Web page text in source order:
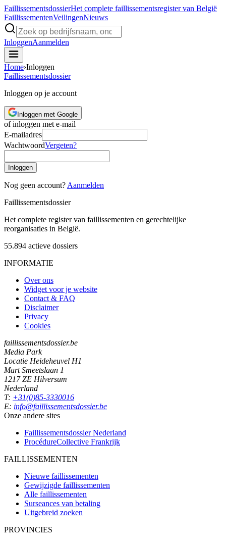
FaillissementsdossierHet complete faillissementsregister van België
FaillissementenVeilingenNieuws
InloggenAanmelden
Home›Inloggen
Faillissementsdossier
Inloggen op je account
Inloggen met Google
of inloggen met e-mail
E-mailadres
WachtwoordVergeten?
Inloggen
Nog geen account? Aanmelden
Faillissementsdossier
Het complete register van faillissementen en gerechtelijke
reorganisaties in België.
55.894 actieve dossiers
INFORMATIE
Over ons
Widget voor je website
Contact & FAQ
Disclaimer
Privacy
Cookies
faillissementsdossier.be
Media Park
Locatie Heideheuvel H1
Mart Smeetslaan 1
1217 ZE Hilversum
Nederland
T: +31(0)85-3330016
E: info@faillissementsdossier.be
Onze andere sites
Faillissementsdossier Nederland
ProcédureCollective Frankrijk
FAILLISSEMENTEN
Nieuwe faillissementen
Gewijzigde faillissementen
Alle faillissementen
Surseances van betaling
Uitgebreid zoeken
PROVINCIES